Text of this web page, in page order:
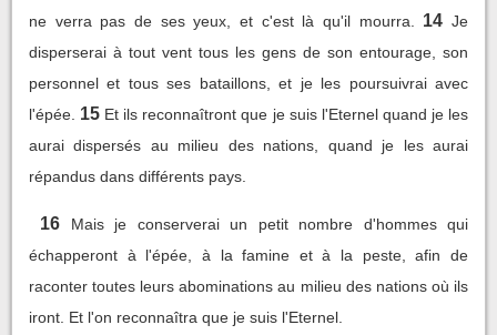
ne verra pas de ses yeux, et c'est là qu'il mourra.
14 Je
disperserai à tout vent tous les gens de son entourage, son
personnel et tous ses bataillons, et je les poursuivrai avec
l'épée. 15 Et ils reconnaîtront que je suis l'Eternel quand je les
aurai dispersés au milieu des nations, quand je les aurai
répandus dans différents pays.
16
Mais je conserverai un petit nombre d'hommes qui
échapperont à l'épée, à la famine et à la peste, afin de
raconter toutes leurs abominations au milieu des nations où ils
iront. Et l'on reconnaîtra que je suis l'Eternel.